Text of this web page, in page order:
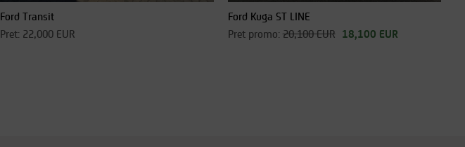
Ford Transit
Pret: 22,000 EUR
Ford Kuga ST LINE
Pret promo: 20,100 EUR 18,100 EUR